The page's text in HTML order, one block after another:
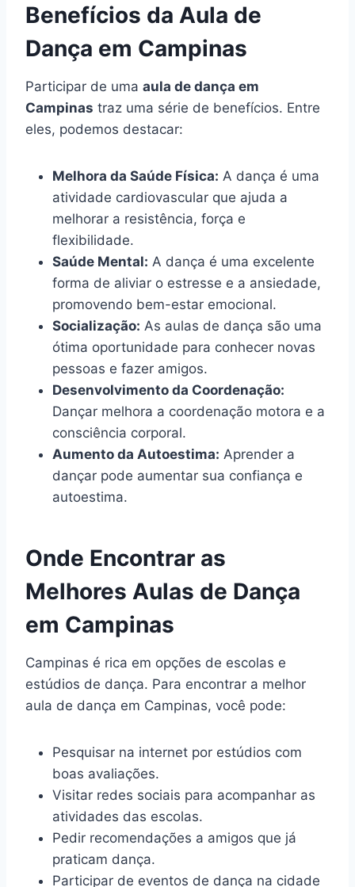
Benefícios da Aula de
Dança em Campinas
Participar de uma aula de dança em
Campinas traz uma série de benefícios. Entre
eles, podemos destacar:
Melhora da Saúde Física: A dança é uma
atividade cardiovascular que ajuda a
melhorar a resistência, força e
flexibilidade.
Saúde Mental: A dança é uma excelente
forma de aliviar o estresse e a ansiedade,
promovendo bem-estar emocional.
Socialização: As aulas de dança são uma
ótima oportunidade para conhecer novas
pessoas e fazer amigos.
Desenvolvimento da Coordenação:
Dançar melhora a coordenação motora e a
consciência corporal.
Aumento da Autoestima: Aprender a
dançar pode aumentar sua confiança e
autoestima.
Onde Encontrar as
Melhores Aulas de Dança
em Campinas
Campinas é rica em opções de escolas e
estúdios de dança. Para encontrar a melhor
aula de dança em Campinas, você pode:
Pesquisar na internet por estúdios com
boas avaliações.
Visitar redes sociais para acompanhar as
atividades das escolas.
Pedir recomendações a amigos que já
praticam dança.
Participar de eventos de dança na cidade